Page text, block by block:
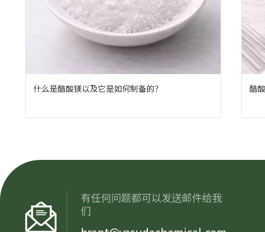
什么是醋酸镁以及它是如何制备的？ 醋
有任何问题都可以发送邮件给我
们